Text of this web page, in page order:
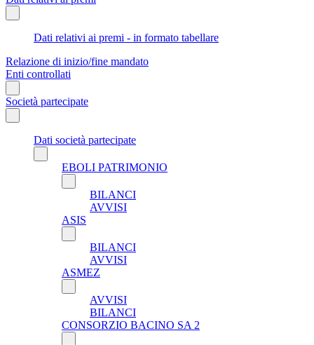
Dati relativi ai premi - in formato tabellare
Relazione di inizio/fine mandato
Enti controllati
Società partecipate
Dati società partecipate
EBOLI PATRIMONIO
BILANCI
AVVISI
ASIS
BILANCI
AVVISI
ASMEZ
AVVISI
BILANCI
CONSORZIO BACINO SA 2